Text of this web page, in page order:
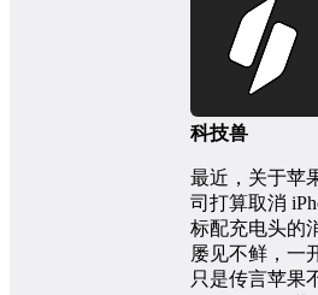
科技兽
最近，关于苹
司打算取消
标配充电头的
屡见不鲜，一
只是传言苹果